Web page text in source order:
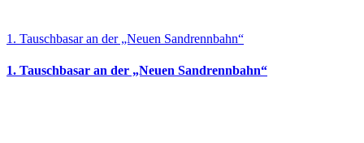
1. Tauschbasar an der „Neuen Sandrennbahn“
1. Tauschbasar an der „Neuen Sandrennbahn“